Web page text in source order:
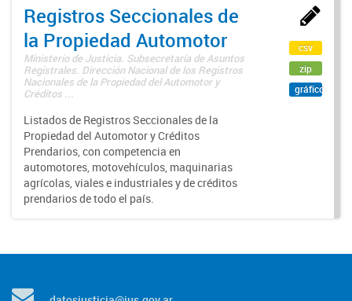
Registros Seccionales de
la Propiedad Automotor
Ministerio de Justicia. Subsecretaría de Asuntos
Registrales. Dirección Nacional de los Registros
Nacionales de la Propiedad del Automotor y
Créditos ...
Listados de Registros Seccionales de la
Propiedad del Automotor y Créditos
Prendarios, con competencia en
automotores, motovehículos, maquinarias
agrícolas, viales e industriales y de créditos
prendarios de todo el país.
csv
zip
gráfico